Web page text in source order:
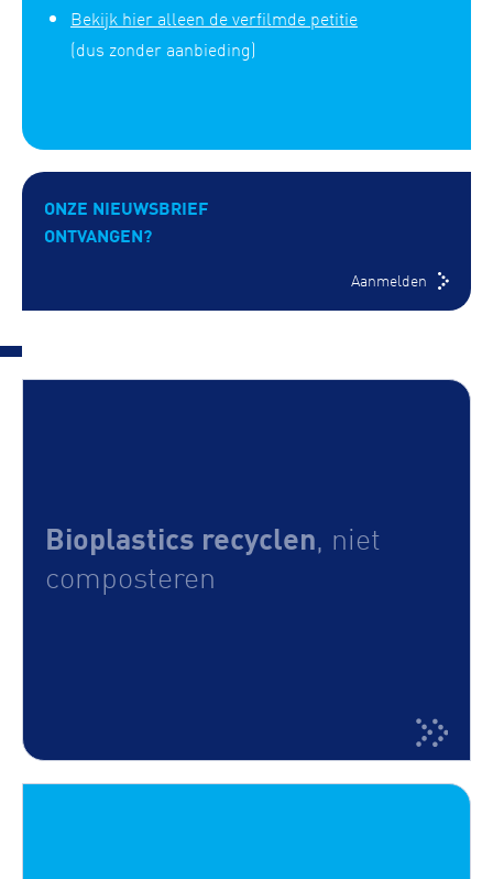
Bekijk hier alleen de verfilmde petitie
(dus zonder aanbieding)
ONZE NIEUWSBRIEF
ONTVANGEN?
Aanmelden
Bioplastics recyclen, niet
composteren